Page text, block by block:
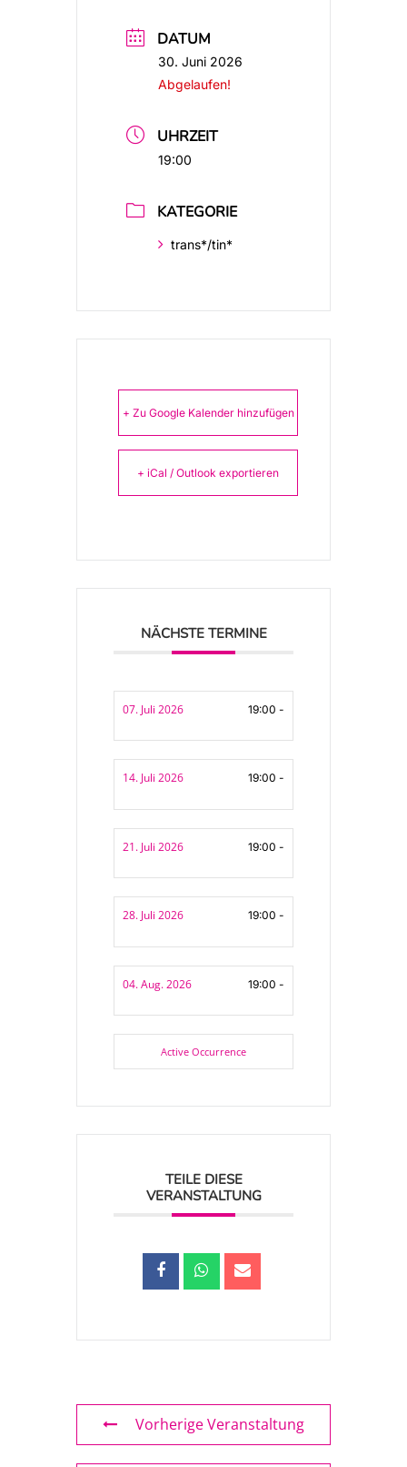
DATUM
30. Juni 2026
Abgelaufen!
UHRZEIT
19:00
KATEGORIE
trans*/tin*
+ Zu Google Kalender hinzufügen
+ iCal / Outlook exportieren
NÄCHSTE TERMINE
07. Juli 2026 19:00 -
14. Juli 2026 19:00 -
21. Juli 2026 19:00 -
28. Juli 2026 19:00 -
04. Aug. 2026 19:00 -
Active Occurrence
TEILE DIESE
VERANSTALTUNG
Vorherige Veranstaltung